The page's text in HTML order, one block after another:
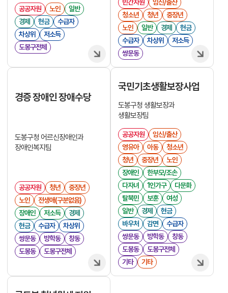
공공자원 노인
일반
경제
현금
수급자
차상위
저소득
도봉구전체
민간자원
임신/출산
청소년
청년
중장년
노인
일반 경제
현금
수급자
차상위
저소득
쌍문동
경증 장애인 장애수당
도봉구청 어르신장애인과
장애인복지팀
공공자원 청년
중장년
노인
전생애(구분없음)
장애인
저소득
경제
현금
수급자
차상위
쌍문동
방학동
창동
도봉동
도봉구전체
국민기초생활보장사업
도봉구청 생활보장과
생활보장팀
공공자원
임신/출산
영유아
아동
청소년
청년
중장년
노인
장애인
한부모/조손
다자녀
1인가구
다문화
탈북민
보훈
여성
일반
경제
현금
바우처
감면
수급자
쌍문동
방학동
창동
도봉동
도봉구전체
기타
기타